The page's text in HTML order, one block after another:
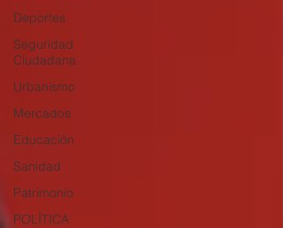
Deportes
Seguridad
Ciudadana
Urbanismo
Mercados
Educación
Sanidad
Patrimonio
POLÍTICA